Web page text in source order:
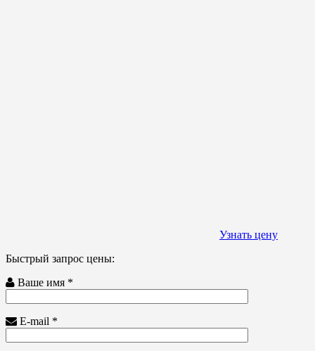
Узнать цену
Быстрый запрос цены:
Ваше имя *
E-mail *